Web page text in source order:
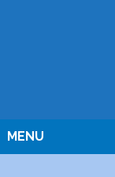
MENU